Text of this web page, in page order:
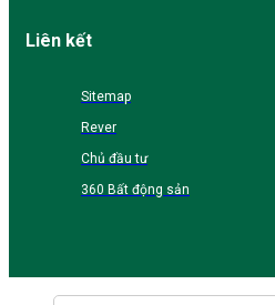
Liên kết
Sitemap
Rever
Chủ đầu tư
360 Bất động sản